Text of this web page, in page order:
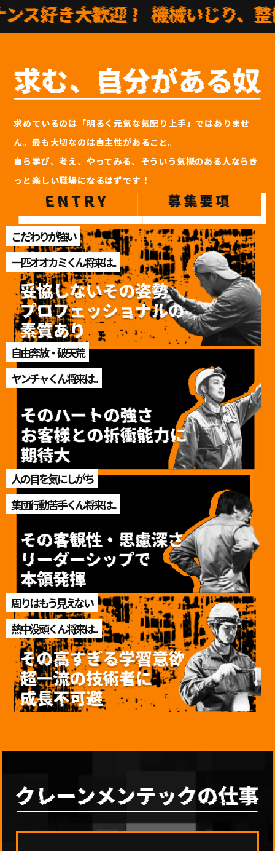
求めているのは「明るく元気な気配り上手」ではありませ
ん。最も大切なのは自主性があること。
自ら学び、考え、やってみる、そういう気概のある人ならき
っと楽しい職場になるはずです！
ありのままの自分で、プロになろう。
こだわりが強い
一匹オオカミくん将来は...
自由奔放・破天荒
ヤンチャくん将来は...
人の目を気にしがち
集団行動苦手くん将来は...
周りはもう見えない
熱中没頭くん将来は...